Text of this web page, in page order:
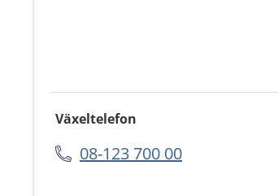
Växeltelefon
08-123 700 00